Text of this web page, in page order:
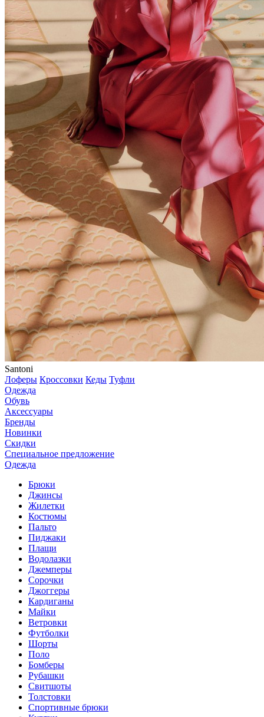
Santoni
Лоферы Кроссовки Кеды Туфли
Одежда
Обувь
Аксессуары
Бренды
Новинки
Скидки
Специальное предложение
Одежда
Брюки
Джинсы
Жилетки
Костюмы
Пальто
Пиджаки
Плащи
Водолазки
Джемперы
Сорочки
Джоггеры
Кардиганы
Майки
Ветровки
Футболки
Шорты
Поло
Бомберы
Рубашки
Свитшоты
Толстовки
Спортивные брюки